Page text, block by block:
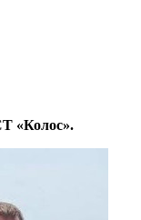
«Колос».